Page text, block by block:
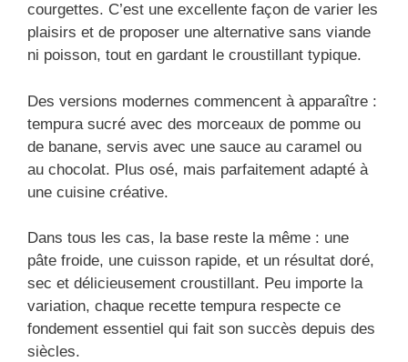
courgettes. C’est une excellente façon de varier les
plaisirs et de proposer une alternative sans viande
ni poisson, tout en gardant le croustillant typique.
Des versions modernes commencent à apparaître :
tempura sucré avec des morceaux de pomme ou
de banane, servis avec une sauce au caramel ou
au chocolat. Plus osé, mais parfaitement adapté à
une cuisine créative.
Dans tous les cas, la base reste la même : une
pâte froide, une cuisson rapide, et un résultat doré,
sec et délicieusement croustillant. Peu importe la
variation, chaque recette tempura respecte ce
fondement essentiel qui fait son succès depuis des
siècles.